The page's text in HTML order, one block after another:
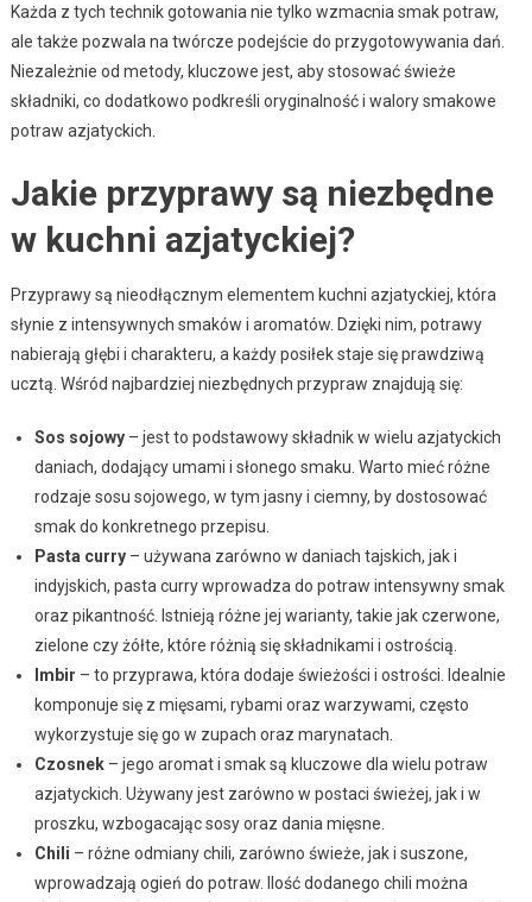
Każda z tych technik gotowania nie tylko wzmacnia smak potraw,
ale także pozwala na twórcze podejście do przygotowywania dań.
Niezależnie od metody, kluczowe jest, aby stosować świeże
składniki, co dodatkowo podkreśli oryginalność i walory smakowe
potraw azjatyckich.
Jakie przyprawy są niezbędne
w kuchni azjatyckiej?
Przyprawy są nieodłącznym elementem kuchni azjatyckiej, która
słynie z intensywnych smaków i aromatów. Dzięki nim, potrawy
nabierają głębi i charakteru, a każdy posiłek staje się prawdziwą
ucztą. Wśród najbardziej niezbędnych przypraw znajdują się:
Sos sojowy– jest to podstawowy składnik w wielu azjatyckich
daniach, dodający umami i słonego smaku. Warto mieć różne
rodzaje sosu sojowego, w tym jasny i ciemny, by dostosować
smak do konkretnego przepisu.
Pasta curry– używana zarówno w daniach tajskich, jak i
indyjskich, pasta curry wprowadza do potraw intensywny smak
oraz pikantność. Istnieją różne jej warianty, takie jak czerwone,
zielone czy żółte, które różnią się składnikami i ostrością.
Imbir – to przyprawa, która dodaje świeżości i ostrości. Idealnie
komponuje się z mięsami, rybami oraz warzywami, często
wykorzystuje się go w zupach oraz marynatach.
Czosnek– jego aromat i smak są kluczowe dla wielu potraw
azjatyckich. Używany jest zarówno w postaci świeżej, jak i w
proszku, wzbogacając sosy oraz dania mięsne.
Chili – różne odmiany chili, zarówno świeże, jak i suszone,
wprowadzają ogień do potraw. Ilość dodanego chili można